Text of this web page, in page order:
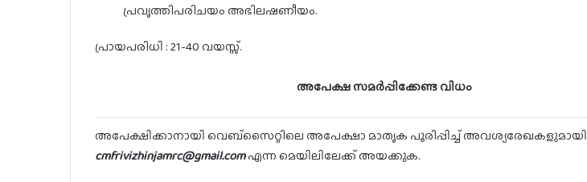
പ്രവൃത്തിപരിചയം അഭിലഷണീയം.
പ്രായപരിധി : 21-40 വയസ്സ്.
അപേക്ഷ സമർപ്പിക്കേണ്ട വിധം
അപേക്ഷിക്കാനായി വെബ്സൈറ്റിലെ അപേക്ഷാ മാതൃക പൂരിപ്പിച്ച് അവശ്യരേഖകളുമായി
cmfrivizhinjamrc@gmail.comഎന്ന മെയിലിലേക്ക് അയക്കുക.